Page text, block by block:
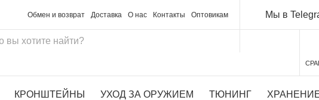
Обмен и возврат Доставка О нас Контакты Оптовикам Мы в
КРОНШТЕЙНЫ УХОД ЗА ОРУЖИЕМ ТЮНИНГ